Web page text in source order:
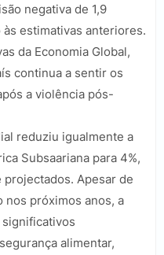
negativa de 1,9
estimativas anteriores.
da Economia Global,
continua a sentir os
a violência pós-
reduziu igualmente a
Subsaariana para 4%,
Apesar de
nos próximos anos, a
alimentar,